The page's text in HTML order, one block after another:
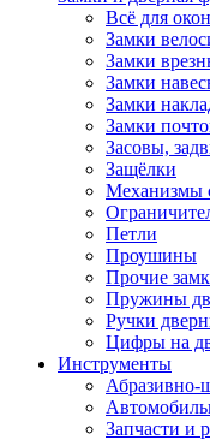
Всё для окон
Замки
Замки
Замки
Замки
Замки
Засовы,
Защёлки
Механизмы
Петли
Проушины
Прочие
Пружины
Ручки
Цифры на
Инструменты
Абразивно-
Запчасти и